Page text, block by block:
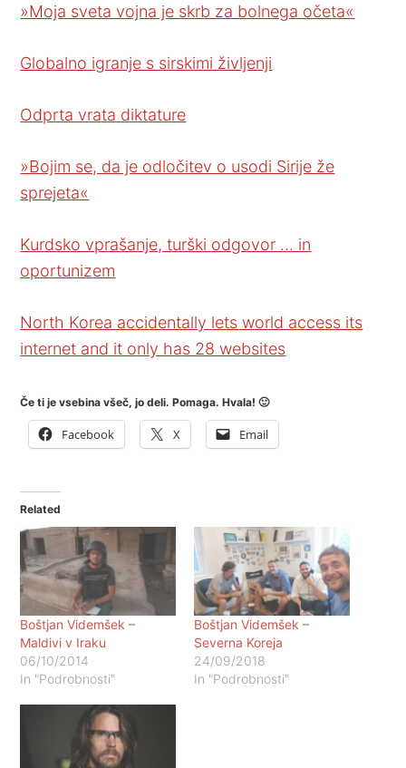
»Moja sveta vojna je skrb za bolnega očeta«
Globalno igranje s sirskimi življenji
Odprta vrata diktature
»Bojim se, da je odločitev o usodi Sirije že
sprejeta«
Kurdsko vprašanje, turški odgovor … in
oportunizem
North Korea accidentally lets world access its
internet and it only has 28 websites
Če ti je vsebina všeč, jo deli. Pomaga. Hvala! 🙂
Facebook X Email
Related
Boštjan Videmšek –
Maldivi v Iraku
06/10/2014
In "Podrobnosti"
Boštjan Videmšek –
Severna Koreja
24/09/2018
In "Podrobnosti"